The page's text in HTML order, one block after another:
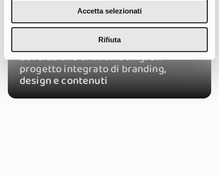
Accetta selezionati
Rifiuta
L’evoluzione di Infomoving: un
progetto integrato di branding,
design e contenuti